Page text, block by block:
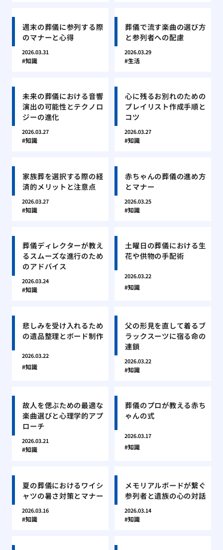
週末の葬儀に参列する際
のマナーと心得
2026.03.31
知識
葬儀で流す楽曲の選び方
と参列者への配慮
2026.03.29
生活
未来の葬儀における音響
演出の可能性とテクノロ
ジーの進化
2026.03.27
知識
心に残るお別れのための
プレイリスト作成手順と
コツ
2026.03.27
知識
家族葬を選択する際の経
済的メリットと注意点
2026.03.27
知識
赤ちゃんの葬儀の進め方
とマナー
2026.03.25
知識
葬儀ディレクターが教え
るスムーズな進行のため
のアドバイス
2026.03.24
知識
土曜日の葬儀における生
花や供物の手配術
2026.03.22
知識
悲しみを受け入れるため
の遺品整理とボード制作
2026.03.22
知識
父の形見を直して着るブ
ラックスーツに宿る命の
連鎖
2026.03.22
知識
故人を偲ぶための最適な
楽曲選びと心理学的アプ
ローチ
2026.03.21
知識
葬儀のプロが教える赤ち
ゃんの式
2026.03.17
知識
夏の葬儀におけるワイシ
ャツの暑さ対策とマナー
2026.03.16
知識
メモリアルボードが繋ぐ
参列者と遺族の心の対話
2026.03.14
知識